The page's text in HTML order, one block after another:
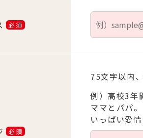
必須
必須
75文字以内
例）高校3年
ママとパパ。
いっぱい愛